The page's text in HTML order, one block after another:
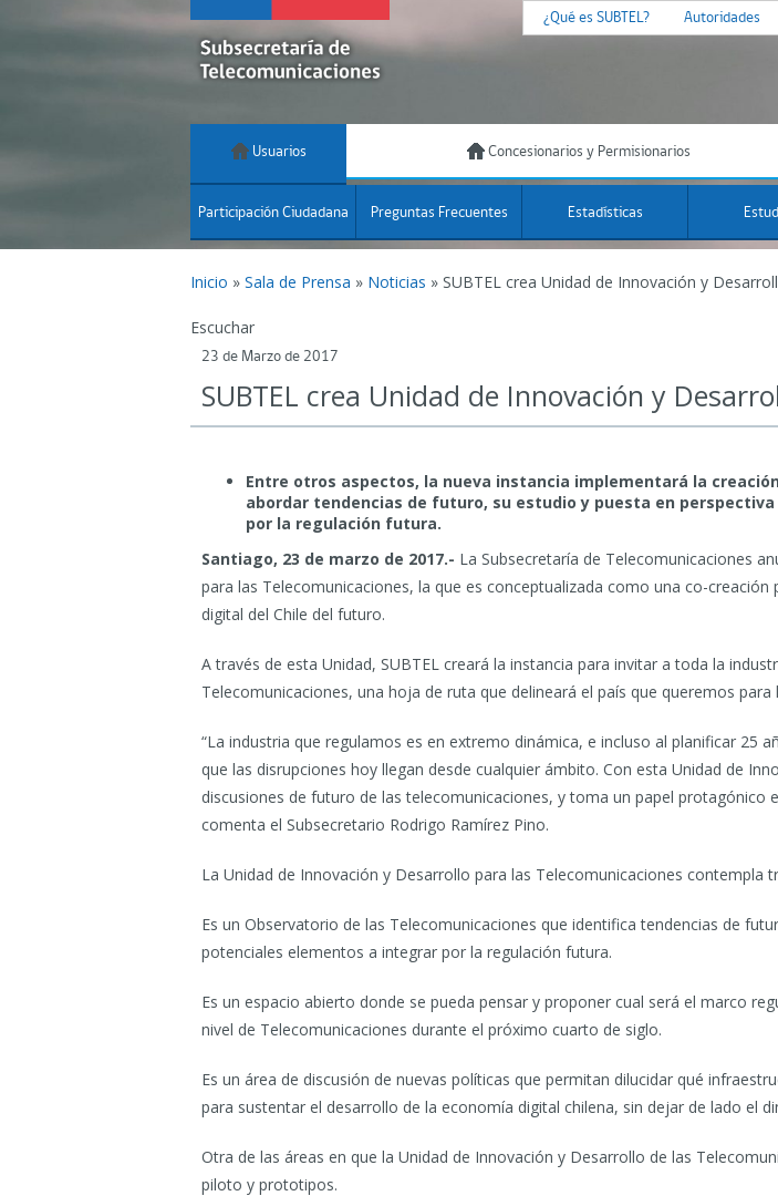
¿Qué es SUBTEL? Autoridades
Usuarios Concesionarios y Permisionarios
Participación Ciudadana Preguntas Frecuentes Estadísticas
Inicio » Sala de Prensa » Noticias » SUBTEL crea Unidad de Innovación y
Escuchar
23 de Marzo de 2017
SUBTEL crea Unidad de Innovación y
Entre otros aspectos, la nueva instancia implementará la
abordar tendencias de futuro, su estudio y puesta en
por la regulación futura.
Santiago, 23 de marzo de 2017.- La Subsecretaría de Telecomunicaciones
para las Telecomunicaciones, la que es conceptualizada como una co-
digital del Chile del futuro.
A través de esta Unidad, SUBTEL creará la instancia para invitar a toda la
Telecomunicaciones, una hoja de ruta que delineará el país que queremos
“La industria que regulamos es en extremo dinámica, e incluso al planificar
que las disrupciones hoy llegan desde cualquier ámbito. Con esta Unidad de
discusiones de futuro de las telecomunicaciones, y toma un papel protagónico
comenta el Subsecretario Rodrigo Ramírez Pino.
La Unidad de Innovación y Desarrollo para las Telecomunicaciones
Es un Observatorio de las Telecomunicaciones que identifica tendencias de
potenciales elementos a integrar por la regulación futura.
Es un espacio abierto donde se pueda pensar y proponer cual será el marco
nivel de Telecomunicaciones durante el próximo cuarto de siglo.
Es un área de discusión de nuevas políticas que permitan dilucidar qué
para sustentar el desarrollo de la economía digital chilena, sin dejar de lado el
Otra de las áreas en que la Unidad de Innovación y Desarrollo de las
piloto y prototipos.